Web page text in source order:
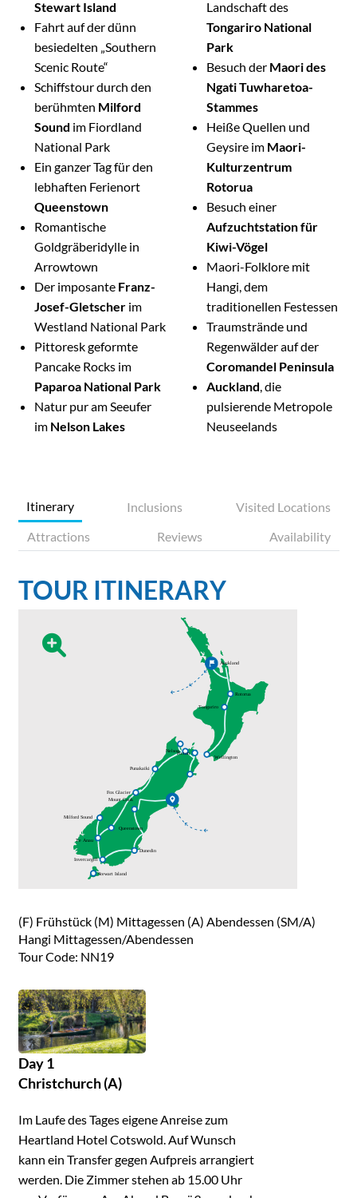
Stewart Island
Fahrt auf der dünn
besiedelten „Southern
Scenic Route“
Schiffstour durch den
berühmten Milford
Sound im Fiordland
National Park
Ein ganzer Tag für den
lebhaften Ferienort
Queenstown
Romantische
Goldgräberidylle in
Arrowtown
Der imposante Franz-
Josef-Gletscherim
Westland National Park
Pittoresk geformte
Pancake Rocks im
Paparoa National Park
Natur pur am Seeufer
im Nelson Lakes
Landschaft des
Tongariro National
Park
Besuch der Maori des
Ngati Tuwharetoa-
Stammes
Heiße Quellen und
Geysire im Maori-
Kulturzentrum
Rotorua
Besuch einer
Aufzuchtstation für
Kiwi-Vögel
Maori-Folklore mit
Hangi, dem
traditionellen Festessen
Traumstrände und
Regenwälder auf der
Coromandel Peninsula
Auckland , die
pulsierende Metropole
Neuseelands
Itinerary Inclusions
Visited Locations
Attractions
Reviews Availability
TOUR ITINERARY
(F) Frühstück (M) Mittagessen (A) Abendessen (SM/A)
Hangi Mittagessen/Abendessen
Tour Code: NN19
Day 1
Christchurch (A)
Im Laufe des Tages eigene Anreise zum
Heartland Hotel Cotswold. Auf Wunsch
kann ein Transfer gegen Aufpreis arrangiert
werden. Die Zimmer stehen ab 15.00 Uhr